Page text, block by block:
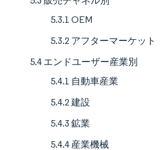
5.3.1 OEM
5.3.2 アフターマーケット
5.4 エンドユーザー産業別
5.4.1 自動車産業
5.4.2 建設
5.4.3 鉱業
5.4.4 産業機械